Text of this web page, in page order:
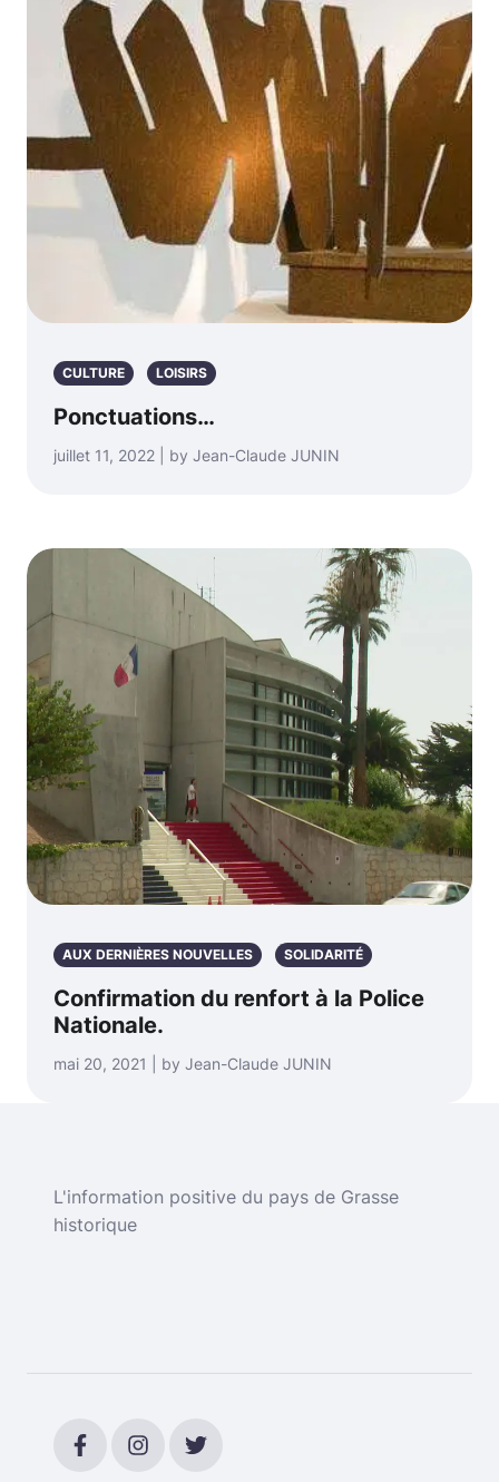
CULTURE LOISIRS
Ponctuations…
juillet 11, 2022 | by Jean-Claude JUNIN
AUX DERNIÈRES NOUVELLES SOLIDARITÉ
Confirmation du renfort à la Police
Nationale.
mai 20, 2021 | by Jean-Claude JUNIN
L'information positive du pays de Grasse
historique